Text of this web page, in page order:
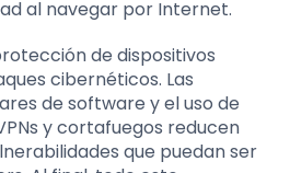
al navegar por Internet.
de dispositivos
cibernéticos. Las
de software y el uso de
y cortafuegos reducen
que puedan ser